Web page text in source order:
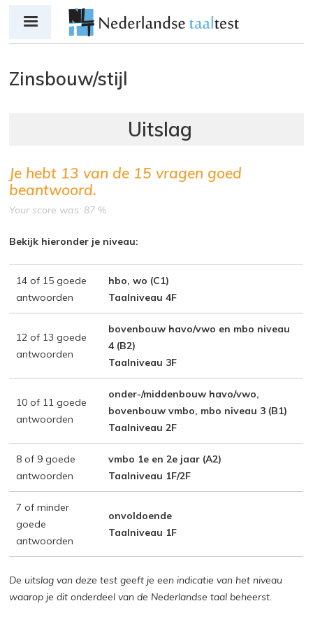
Zinsbouw/stijl
Je hebt 13 van de 15 vragen goed
beantwoord.
Your score was: 87 %
Bekijk hieronder je niveau:
14 of 15 goede
antwoorden
hbo, wo (C1)
Taalniveau 4F
12 of 13 goede
antwoorden
bovenbouw havo/vwo en mbo niveau
4 (B2)
Taalniveau 3F
10 of 11 goede
antwoorden
onder-/middenbouw havo/vwo,
bovenbouw vmbo, mbo niveau 3 (B1)
Taalniveau 2F
8 of 9 goede
antwoorden
vmbo 1e en 2e jaar (A2)
Taalniveau 1F/2F
7 of minder
goede
antwoorden
onvoldoende
Taalniveau 1F
De uitslag van deze test geeft je een indicatie van het niveau
waarop je dit onderdeel van de Nederlandse taal beheerst.